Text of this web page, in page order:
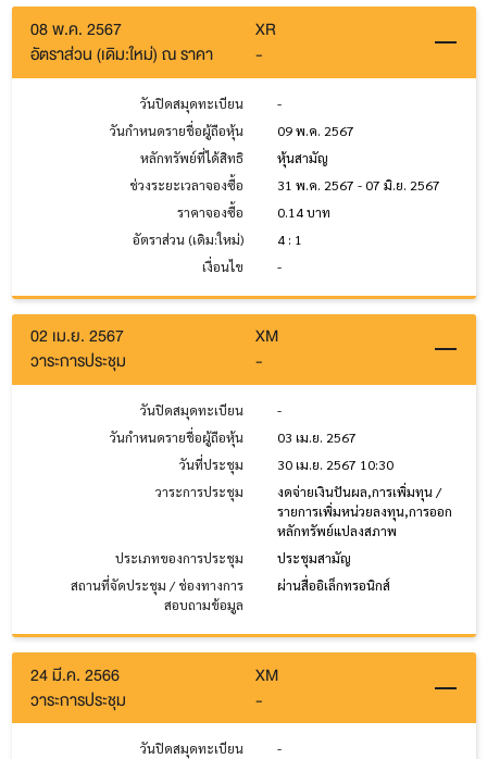
08 พ.ค. 2567
XR
อัตราส่วน (เดิม:ใหม่) ณ ราคา
-
วันปิดสมุดทะเบียน
-
วันกำหนดรายชื่อผู้ถือหุ้น
09 พ.ค. 2567
หลักทรัพย์ที่ได้สิทธิ
หุ้นสามัญ
ช่วงระยะเวลาจองซื้อ
31 พ.ค. 2567 - 07 มิ.ย. 2567
ราคาจองซื้อ
0.14 บาท
อัตราส่วน (เดิม:ใหม่)
4 : 1
เงื่อนไข
-
02 เม.ย. 2567
XM
วาระการประชุม
-
วันปิดสมุดทะเบียน
-
วันกำหนดรายชื่อผู้ถือหุ้น
03 เม.ย. 2567
วันที่ประชุม
30 เม.ย. 2567 10:30
วาระการประชุม
งดจ่ายเงินปันผล,การเพิ่มทุน /
รายการเพิ่มหน่วยลงทุน,การออก
หลักทรัพย์แปลงสภาพ
ประเภทของการประชุม
ประชุมสามัญ
สถานที่จัดประชุม / ช่องทางการ
สอบถามข้อมูล
ผ่านสื่ออิเล็กทรอนิกส์
24 มี.ค. 2566
XM
วาระการประชุม
-
วันปิดสมุดทะเบียน
-